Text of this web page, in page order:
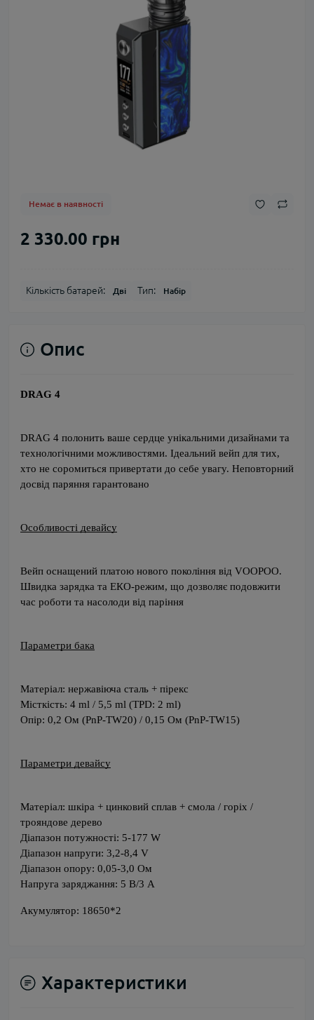
Немає в наявності
2 330.00 грн
Кількість батарей: Дві Тип: Набір
Опис
DRAG 4
DRAG 4 полонить ваше сердце унікальними дизайнами та
технологічними можливостями. Ідеальний вейп для тих,
хто не соромиться привертати до себе увагу. Неповторний
досвід паряння гарантовано
Особливості девайсу
Вейп оснащений платою нового покоління від VOOPOO.
Швидка зарядка та ЕКО-режим, що дозволяє подовжити
час роботи та насолоди від паріння
Параметри бака
Матеріал: нержавіюча сталь + пірекс
Місткість: 4 ml / 5,5 ml (TPD: 2 ml)
Опір: 0,2 Ом (PnP-TW20) / 0,15 Ом (PnP-TW15)
Параметри девайсу
Матеріал: шкіра + цинковий сплав + смола / горіх /
трояндове дерево
Діапазон потужності: 5-177 W
Діапазон напруги: 3,2-8,4 V
Діапазон опору: 0,05-3,0 Ом
Напруга заряджання: 5 В/3 А
Акумулятор: 18650*2
Характеристики